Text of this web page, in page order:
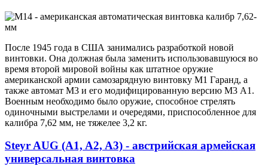
После 1945 года в США занимались разработкой новой
винтовки. Она должная была заменить использовавшуюся во
время второй мировой войны как штатное оружие
американской армии самозарядную винтовку M1 Гаранд, а
также автомат М3 и его модифицированную версию М3 А1.
Военным необходимо было оружие, способное стрелять
одиночными выстрелами и очередями, приспособленное для
калибра 7,62 мм, не тяжелее 3,2 кг.
Steyr AUG (A1, A2, A3) - австрийская армейская
универсальная винтовка